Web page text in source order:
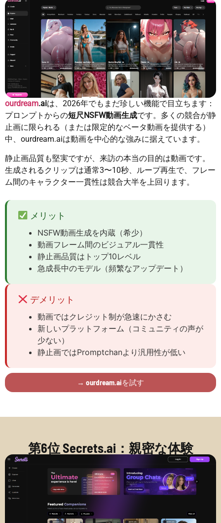
ourdream.aiは、2026年でもまだ珍しい機能で目立ちます：
プロンプトからの短尺NSFW動画生成です。多くの競合が静
止画に限られる（または限定的なベータ動画を提供する）
中、ourdream.aiは動画を中心的な強みに据えています。
静止画品質も堅実ですが、来訪の本当の目的は動画です。
生成されるクリップは通常3〜10秒、ループ再生で、フレー
ム間のキャラクター一貫性は競合大半を上回ります。
メリット
NSFW動画生成を内蔵（希少）
動画フレーム間のビジュアル一貫性
静止画品質はトップ10レベル
急成長中のモデル（頻繁なアップデート）
デメリット
動画ではクレジット制が急速にかさむ
新しいプラットフォーム（コミュニティの声が
少ない）
静止画ではPromptchanより汎用性が低い
→ ourdream.aiを試す
第6位 Secrets.ai：親密な体験